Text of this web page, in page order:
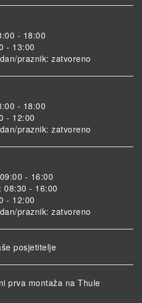
- 18:00
- 13:00
praznik: zatvoreno
- 18:00
- 12:00
praznik: zatvoreno
- 16:00
08:30 - 16:00
- 12:00
praznik: zatvoreno
posjetitelje
prva montaža na Thule